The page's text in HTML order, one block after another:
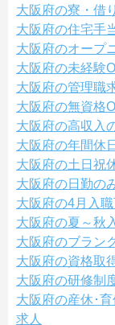
大阪府の寮・借
大阪府の住宅手
大阪府のオープ
大阪府の未経験
大阪府の管理職
大阪府の無資格
大阪府の高収入
大阪府の年間休
大阪府の土日祝
大阪府の日勤の
大阪府の4月入
大阪府の夏～秋
大阪府のブラン
大阪府の資格取
大阪府の研修制
大阪府の産休･
求人